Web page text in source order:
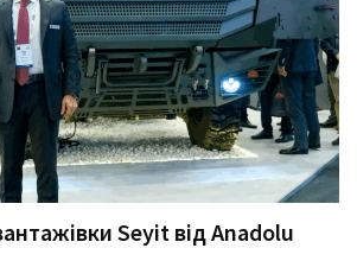
Seyit від Anadolu